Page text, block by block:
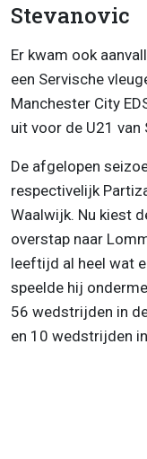
Stevanovic
Er kwam ook
een Servische
Manchester City
uit voor de U21 van
De afgelopen
respectivelijk
Waalwijk. Nu kiest
overstap naar
leeftijd al heel wat
speelde hij
56 wedstrijden in
en 10 wedstrijden